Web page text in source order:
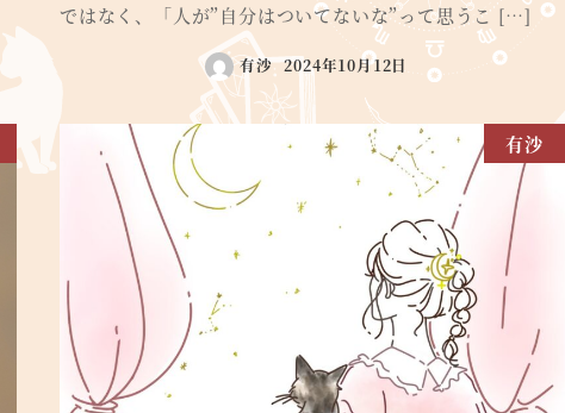
ではなく、「人が”自分はついてないな”って思うこ […]
有沙 2024年10月12日
有沙